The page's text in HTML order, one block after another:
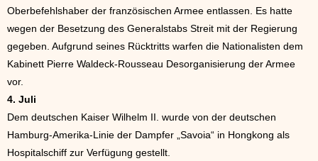
Oberbefehlshaber der französischen Armee entlassen. Es hatte
wegen der Besetzung des Generalstabs Streit mit der Regierung
gegeben. Aufgrund seines Rücktritts warfen die Nationalisten dem
Kabinett Pierre Waldeck-Rousseau Desorganisierung der Armee
vor.
4. Juli
Dem deutschen Kaiser Wilhelm II. wurde von der deutschen
Hamburg-Amerika-Linie der Dampfer „Savoia“ in Hongkong als
Hospitalschiff zur Verfügung gestellt.